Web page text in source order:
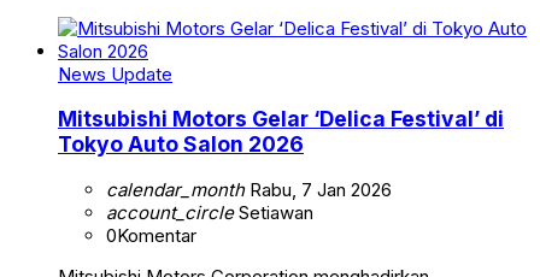
News Update
Mitsubishi Motors Gelar ‘Delica Festival’ di
Tokyo Auto Salon 2026
calendar_monthRabu, 7 Jan 2026
account_circleSetiawan
0Komentar